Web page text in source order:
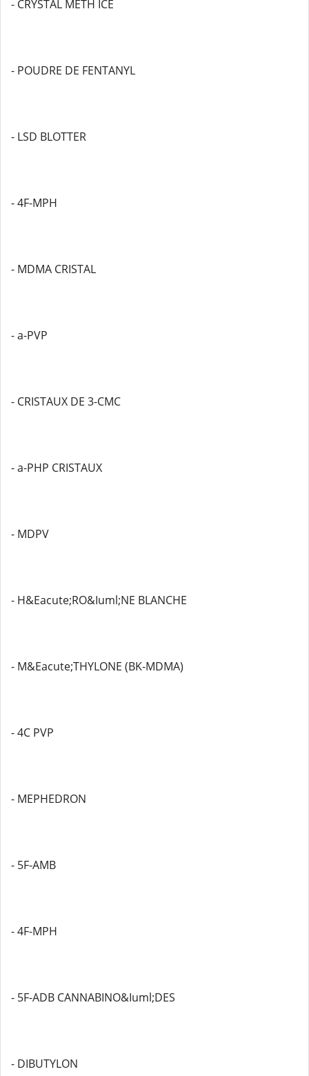
- CRYSTAL METH ICE
- POUDRE DE FENTANYL
- LSD BLOTTER
- 4F-MPH
- MDMA CRISTAL
- a-PVP
- CRISTAUX DE 3-CMC
- a-PHP CRISTAUX
- MDPV
- H&Eacute;RO&Iuml;NE BLANCHE
- M&Eacute;THYLONE (BK-MDMA)
- 4C PVP
- MEPHEDRON
- 5F-AMB
- 4F-MPH
- 5F-ADB CANNABINO&Iuml;DES
- DIBUTYLON